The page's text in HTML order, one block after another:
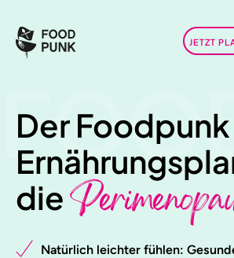
JETZT
Der Foodpunk
die
Natürlich leichter fühlen: